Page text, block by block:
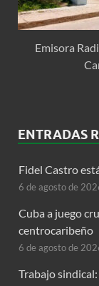
Emisora
ENTRADAS
Fidel Castro
6 de agosto de
Cuba a juego
centrocaribeño
6 de agosto de
Trabajo